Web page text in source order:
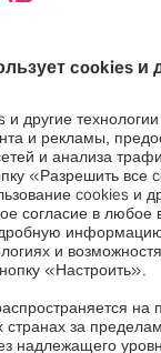
на
Google
Google
контента,
о вашей
с
контент.